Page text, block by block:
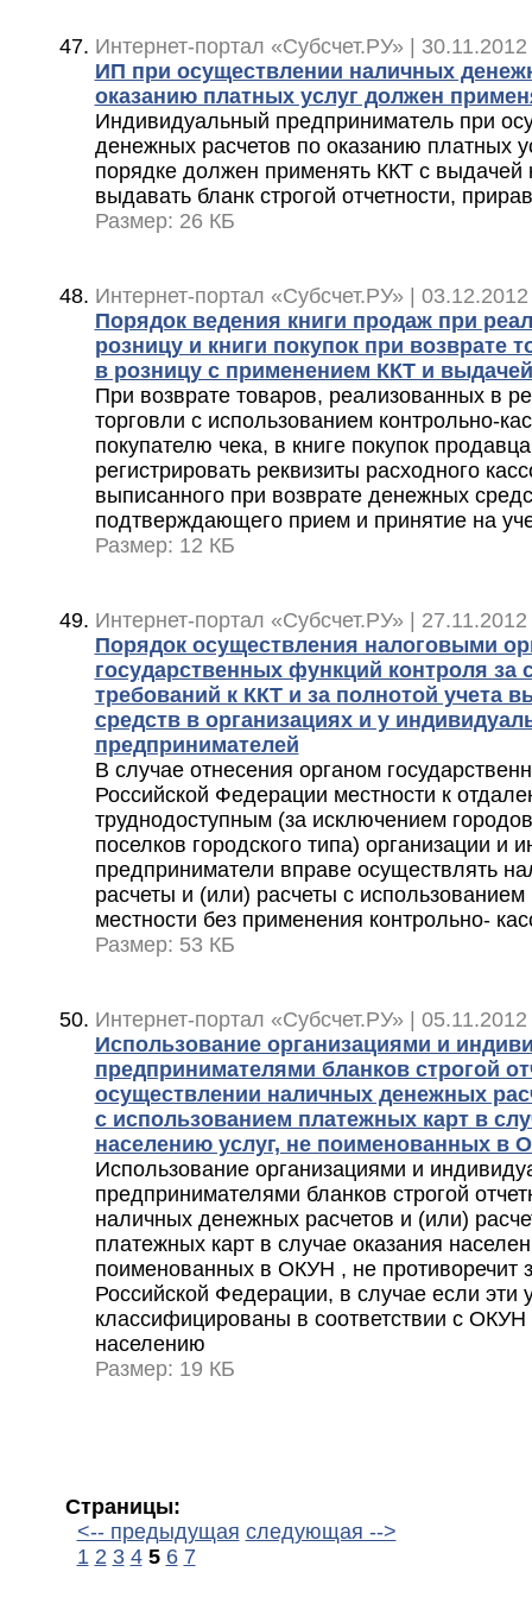
Интернет-портал «Субсчет.РУ» |
ИП при осуществлении наличных
оказанию платных услуг должен
Индивидуальный предприниматель при
денежных расчетов по оказанию платных
порядке должен применять ККТ с выдачей
выдавать бланк строгой отчетности,
Размер: 26 КБ
Интернет-портал «Субсчет.РУ» |
Порядок ведения книги продаж при
розницу и книги покупок при возврате
в розницу с применением ККТ и
При возврате товаров, реализованных в
торговли с использованием контрольно-
покупателю чека, в книге покупок
регистрировать реквизиты расходного
выписанного при возврате денежных
подтверждающего прием и принятие на
Размер: 12 КБ
Интернет-портал «Субсчет.РУ» |
Порядок осуществления налоговыми
государственных функций контроля за
требований к ККТ и за полнотой учета
средств в организациях и у
предпринимателей
В случае отнесения органом
Российской Федерации местности к
труднодоступным (за исключением
поселков городского типа) организации и
предприниматели вправе осуществлять
расчеты и (или) расчеты с
местности без применения контрольно-
Размер: 53 КБ
Интернет-портал «Субсчет.РУ» |
Использование организациями и
предпринимателями бланков строгой
осуществлении наличных денежных
с использованием платежных карт в
населению услуг, не поименованных в
Использование организациями и
предпринимателями бланков строгой
наличных денежных расчетов и (или)
платежных карт в случае оказания
поименованных в ОКУН , не противоречит
Российской Федерации, в случае если эти
классифицированы в соответствии с ОКУН
населению
Размер: 19 КБ
Страницы:
<-- предыдущая следующая -->
1 2 3 4 5 6 7